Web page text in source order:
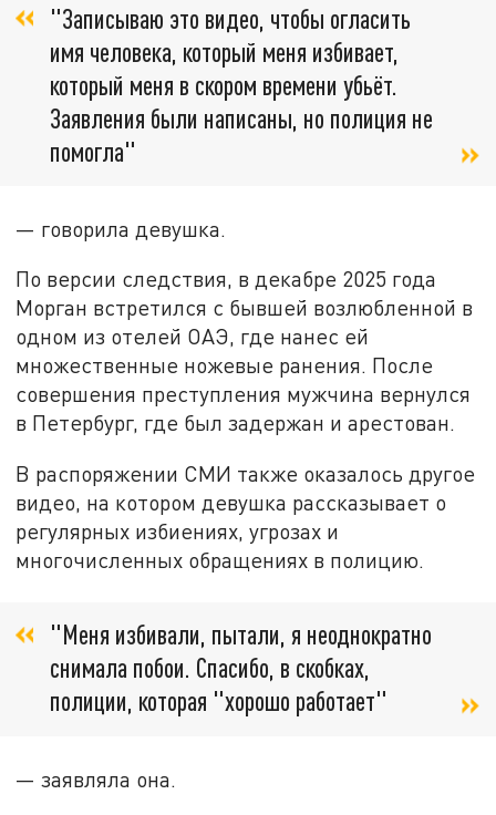
"Записываю это видео, чтобы огласить
имя человека, который меня избивает,
который меня в скором времени убьёт.
Заявления были написаны, но полиция не
помогла"
— говорила девушка.
По версии следствия, в декабре 2025 года
Морган встретился с бывшей возлюбленной в
одном из отелей ОАЭ, где нанес ей
множественные ножевые ранения. После
совершения преступления мужчина вернулся
в Петербург, где был задержан и арестован.
В распоряжении СМИ также оказалось другое
видео, на котором девушка рассказывает о
регулярных избиениях, угрозах и
многочисленных обращениях в полицию.
"Меня избивали, пытали, я неоднократно
снимала побои. Спасибо, в скобках,
полиции, которая "хорошо работает"
— заявляла она.